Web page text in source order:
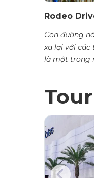
Rodeo
Con đường
xa lại với các
là một trong